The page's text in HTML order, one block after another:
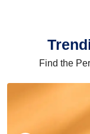
Find the